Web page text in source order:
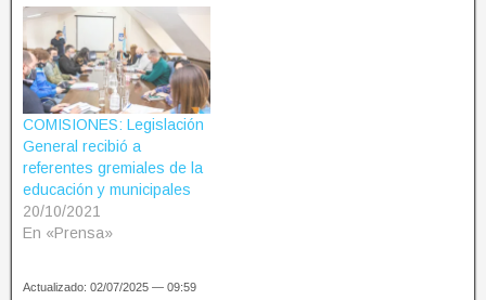
COMISIONES: Legislación
General recibió a
referentes gremiales de la
educación y municipales
20/10/2021
En «Prensa»
Actualizado: 02/07/2025 — 09:59